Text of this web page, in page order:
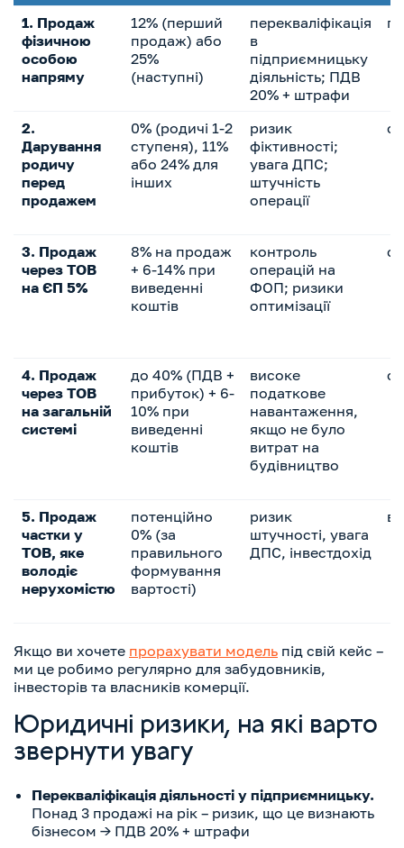
1. Продаж
фізичною
особою
напряму
12% (перший
продаж) або
25%
(наступні)
перекваліфікація
в
підприємницьку
діяльність; ПДВ
20% + штрафи
2.
Дарування
родичу
перед
продажем
0% (родичі 1-2
ступеня), 11%
або 24% для
інших
ризик
фіктивності;
увага ДПС;
штучність
операції
3. Продаж
через ТОВ
на ЄП 5%
8% на продаж
+ 6-14% при
виведенні
коштів
контроль
операцій на
ФОП; ризики
оптимізації
4. Продаж
через ТОВ
на загальній
системі
до 40% (ПДВ +
прибуток) + 6-
10% при
виведенні
коштів
високе
податкове
навантаження,
якщо не було
витрат на
будівництво
5. Продаж
частки у
ТОВ, яке
володіє
нерухомістю
потенційно
0% (за
правильного
формування
вартості)
ризик
штучності, увага
ДПС, інвестдохід
Якщо ви хочете прорахувати модель під свій кейс –
ми це робимо регулярно для забудовників,
інвесторів та власників комерції.
Юридичні ризики, на які варто
звернути увагу
Перекваліфікація діяльності у підприємницьку.
Понад 3 продажі на рік – ризик, що це визнають
бізнесом → ПДВ 20% + штрафи